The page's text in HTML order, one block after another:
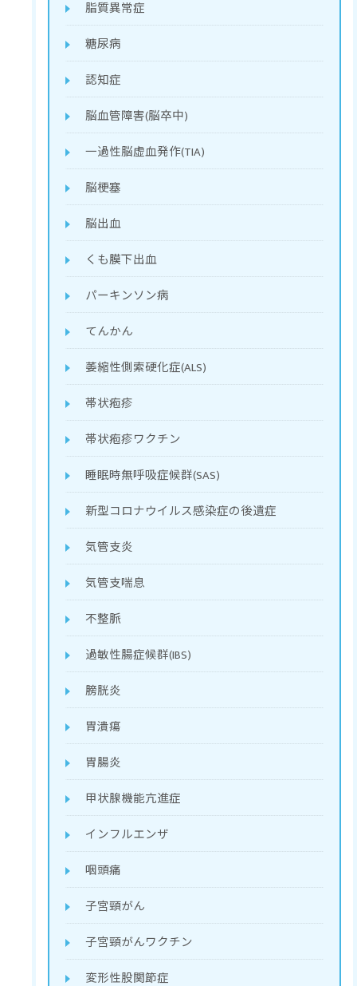
脂質異常症
糖尿病
認知症
脳血管障害(脳卒中)
一過性脳虚血発作(TIA)
脳梗塞
脳出血
くも膜下出血
パーキンソン病
てんかん
萎縮性側索硬化症(ALS)
帯状疱疹
帯状疱疹ワクチン
睡眠時無呼吸症候群(SAS)
新型コロナウイルス感染症の後遺症
気管支炎
気管支喘息
不整脈
過敏性腸症候群(IBS)
膀胱炎
胃潰瘍
胃腸炎
甲状腺機能亢進症
インフルエンザ
咽頭痛
子宮頸がん
子宮頸がんワクチン
変形性股関節症